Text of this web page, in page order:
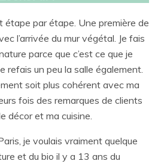
étape par étape. Une première de
l’arrivée du mur végétal. Je fais
parce que c’est ce que je
refais un peu la salle également.
soit plus cohérent avec ma
fois des remarques de clients
décor et ma cuisine.
je voulais vraiment quelque
et du bio il y a 13 ans du